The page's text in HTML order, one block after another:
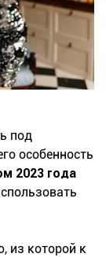
под
особенность
2023 года
из которой к